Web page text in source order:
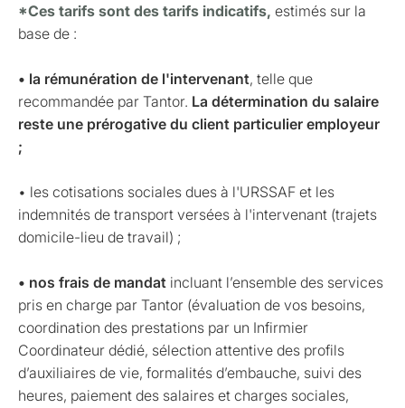
*Ces tarifs sont des tarifs indicatifs, estimés sur la
base de :
• la rémunération de l'intervenant, telle que
recommandée par Tantor. La détermination du salaire
reste une prérogative du client particulier employeur
;
• les cotisations sociales dues à l'URSSAF et les
indemnités de transport versées à l'intervenant (trajets
domicile-lieu de travail) ;
• nos frais de mandat incluant l’ensemble des services
pris en charge par Tantor (évaluation de vos besoins,
coordination des prestations par un Infirmier
Coordinateur dédié, sélection attentive des profils
d’auxiliaires de vie, formalités d’embauche, suivi des
heures, paiement des salaires et charges sociales,